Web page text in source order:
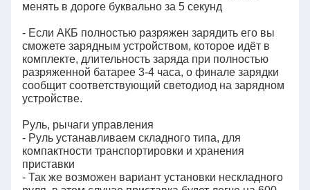
менять в дороге буквально за 5 секунд
- Если АКБ полностью разряжен зарядить его вы
сможете зарядным устройством, которое идёт в
комплекте, длительность заряда при полностью
разряженной батарее 3-4 часа, о финале зарядки
сообщит соответствующий светодиод на зарядном
устройстве.
Руль, рычаги управления
- Руль устанавливаем складного типа, для
компактности транспортировки и хранения
приставки
- Так же возможен вариант установки нескладного